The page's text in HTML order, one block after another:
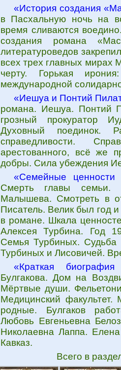
«История создания
в Пасхальную ночь на
время сливаются
создания романа
литературоведов
всех трех главных мирах
черту. Горькая
международной
«Иешуа и Понтий
романа. Иешуа. Понтий
грозный прокуратор
Духовный поединок.
справедливости.
арестованного, всё же
добры. Сила убеждения
«Семейные ценности
Смерть главы семьи.
Малышева. Смотреть в
Писатель. Велик был год
в романе. Шкала
Алексея Турбина. Год
Семья Турбиных. Судьба
Турбиных и Лисовичей.
«Краткая биография
Булгакова. Дом на
Мёртвые души.
Медицинский
родные. Булгаков
Любовь Евгеньевна
Николаевна Лаппа.
Кавказ.
Всего в